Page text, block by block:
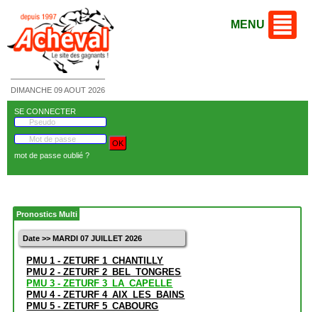
DIMANCHE 09 AOUT 2026
MENU
SE CONNECTER
mot de passe oublié ?
Pronostics Multi
Date >> MARDI 07 JUILLET 2026
PMU 1 - ZETURF 1_CHANTILLY
PMU 2 - ZETURF 2_BEL_TONGRES
PMU 3 - ZETURF 3_LA_CAPELLE
PMU 4 - ZETURF 4_AIX_LES_BAINS
PMU 5 - ZETURF 5_CABOURG